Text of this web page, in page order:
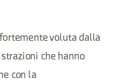
voluta dalla
che hanno
con la